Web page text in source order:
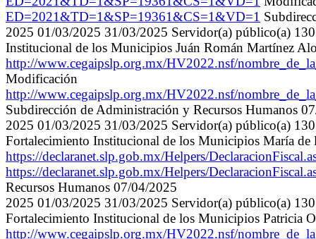
ED=2021&TD=1&SP=19361&CS=1&VD=1
2025 01/03/2025 31/03/2025 Servidor(a) público(a)
Institucional de los Municipios Juán Román Martínez
http://www.cegaipslp.org.mx/HV2022.nsf/
Modificación
http://www.cegaipslp.org.mx/HV2022.nsf/
Subdirección de Administración y Recursos Humanos
2025 01/03/2025 31/03/2025 Servidor(a) público(a)
Fortalecimiento Institucional de los Municipios María de
https://declaranet.slp.gob.mx/Helpers/
https://declaranet.slp.gob.mx/Helpers/
Recursos Humanos 07/04/2025
2025 01/03/2025 31/03/2025 Servidor(a) público(a)
Fortalecimiento Institucional de los Municipios Patricia
http://www.cegaipslp.org.mx/HV2022.nsf/